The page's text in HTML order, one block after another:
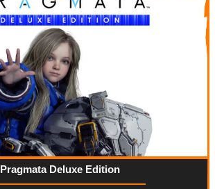
Pragmata Deluxe Edition